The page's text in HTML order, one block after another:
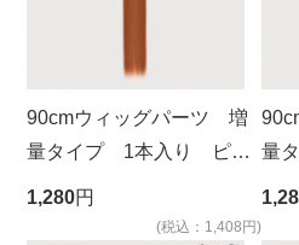
90cmウィッグパーツ 増
量タイプ 1本入り ピリ
カ NHPK-98
1,280円
(税込：1,408円)
量
ン